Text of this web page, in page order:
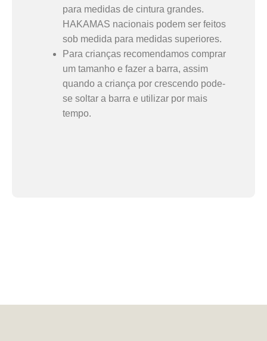
para medidas de cintura grandes.
HAKAMAS nacionais podem ser feitos
sob medida para medidas superiores.
Para crianças recomendamos comprar
um tamanho e fazer a barra, assim
quando a criança por crescendo pode-
se soltar a barra e utilizar por mais
tempo.